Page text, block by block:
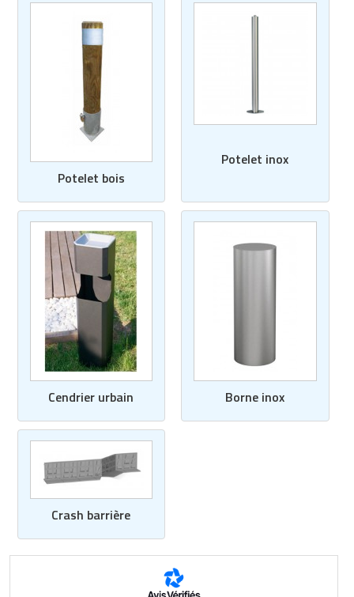
Potelet bois
Potelet inox
Cendrier urbain Borne inox
Crash barrière